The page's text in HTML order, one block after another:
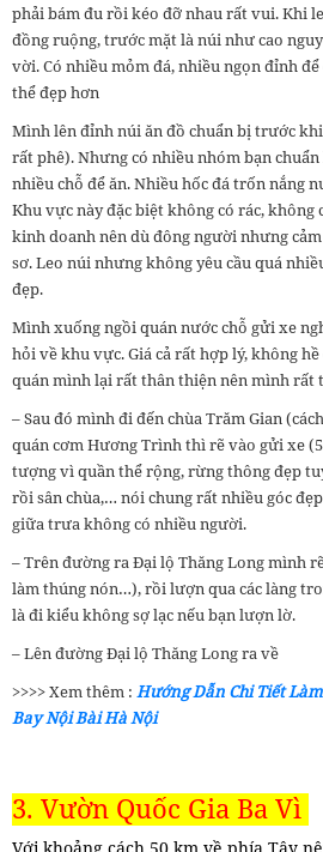
phải bám đu rồi kéo đỡ nhau rất vui. Khi
đồng ruộng, trước mặt là núi như cao
vời. Có nhiều mỏm đá, nhiều ngọn đỉnh
thể đẹp hơn
Mình lên đỉnh núi ăn đồ chuẩn bị trước
rất phê). Nhưng có nhiều nhóm bạn
nhiều chỗ để ăn. Nhiều hốc đá trốn nắng
Khu vực này đặc biệt không có rác, không
kinh doanh nên dù đông người nhưng
sơ. Leo núi nhưng không yêu cầu quá
đẹp.
Mình xuống ngồi quán nước chỗ gửi xe
hỏi về khu vực. Giá cả rất hợp lý, không
quán mình lại rất thân thiện nên mình rất
– Sau đó mình đi đến chùa Trăm Gian
quán cơm Hương Trình thì rẽ vào gửi xe
tượng vì quần thể rộng, rừng thông đẹp
rồi sân chùa,… nói chung rất nhiều góc
giữa trưa không có nhiều người.
– Trên đường ra Đại lộ Thăng Long mình
làm thúng nón…), rồi lượn qua các làng
là đi kiểu không sợ lạc nếu bạn lượn lờ.
– Lên đường Đại lộ Thăng Long ra về
>>>> Xem thêm : Hướng Dẫn Chi Tiết
Bay Nội Bài Hà Nội
3. Vườn Quốc Gia Ba Vì